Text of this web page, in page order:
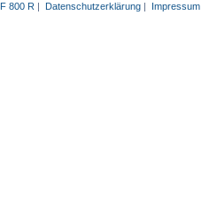
F 800 R | Datenschutzerklärung| Impressum